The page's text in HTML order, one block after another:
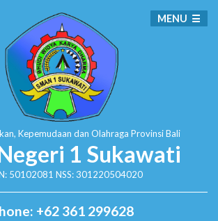
Kepemudaan dan Olahraga Provinsi Bali
1 Sukawati
50102081 NSS: 301220504020
+62 361 299628
MENU